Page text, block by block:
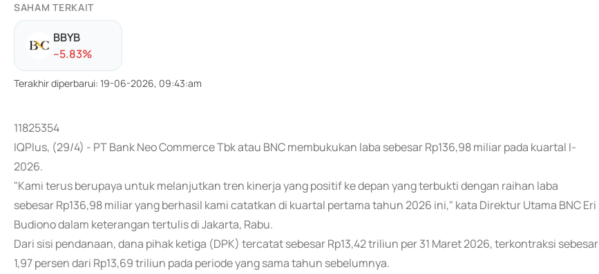
SAHAM TERKAIT
BBYB
--5.83%
Terakhir diperbarui: 19-06-2026, 09:43:am
11825354
IQPlus, (29/4) - PT Bank Neo Commerce Tbk atau BNC membukukan laba sebesar Rp136,98 miliar pada kuartal I-
2026.
"Kami terus berupaya untuk melanjutkan tren kinerja yang positif ke depan yang terbukti dengan raihan laba
sebesar Rp136,98 miliar yang berhasil kami catatkan di kuartal pertama tahun 2026 ini," kata Direktur Utama BNC Eri
Budiono dalam keterangan tertulis di Jakarta, Rabu.
Dari sisi pendanaan, dana pihak ketiga (DPK) tercatat sebesar Rp13,42 triliun per 31 Maret 2026, terkontraksi sebesar
1,97 persen dari Rp13,69 triliun pada periode yang sama tahun sebelumnya.